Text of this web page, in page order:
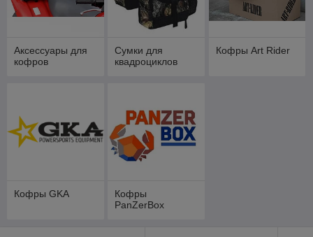
Аксессуары для
кофров
Сумки для
квадроциклов
Кофры Art Rider
Кофры GKA
Кофры
PanZerBox